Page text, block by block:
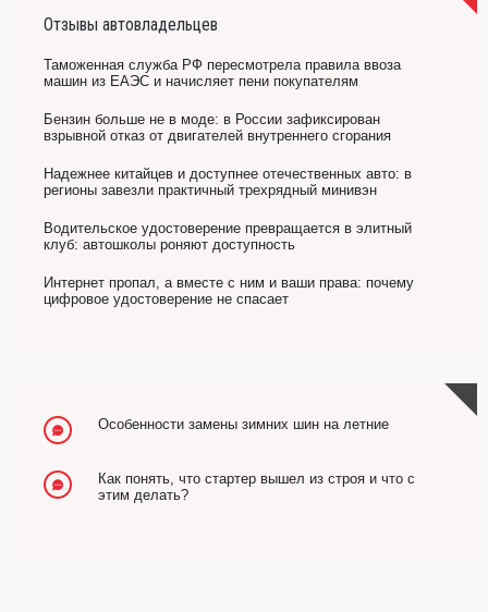
Отзывы автовладельцев
Таможенная служба РФ пересмотрела правила ввоза
машин из ЕАЭС и начисляет пени покупателям
Бензин больше не в моде: в России зафиксирован
взрывной отказ от двигателей внутреннего сгорания
Надежнее китайцев и доступнее отечественных авто: в
регионы завезли практичный трехрядный минивэн
Водительское удостоверение превращается в элитный
клуб: автошколы роняют доступность
Интернет пропал, а вместе с ним и ваши права: почему
цифровое удостоверение не спасает
Особенности замены зимних шин на летние
Как понять, что стартер вышел из строя и что с
этим делать?